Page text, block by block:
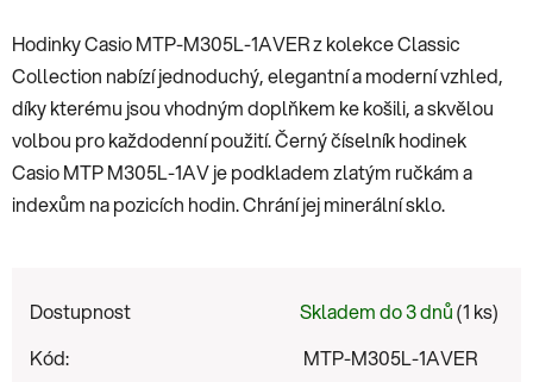
Hodinky Casio MTP-M305L-1AVER z kolekce Classic
Collection nabízí jednoduchý, elegantní a moderní vzhled,
díky kterému jsou vhodným doplňkem ke košili, a skvělou
volbou pro každodenní použití. Černý číselník hodinek
Casio MTP M305L-1AV je podkladem zlatým ručkám a
indexům na pozicích hodin. Chrání jej minerální sklo.
Dostupnost Skladem do 3 dnů(1 ks)
Kód:
MTP-M305L-1AVER